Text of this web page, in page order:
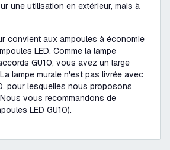
une utilisation en extérieur, mais à
convient aux ampoules à économie
LED. Comme la lampe
GU10, vous avez un large
lampe murale n'est pas livrée avec
pour lesquelles nous proposons
vous recommandons de
LED GU10).